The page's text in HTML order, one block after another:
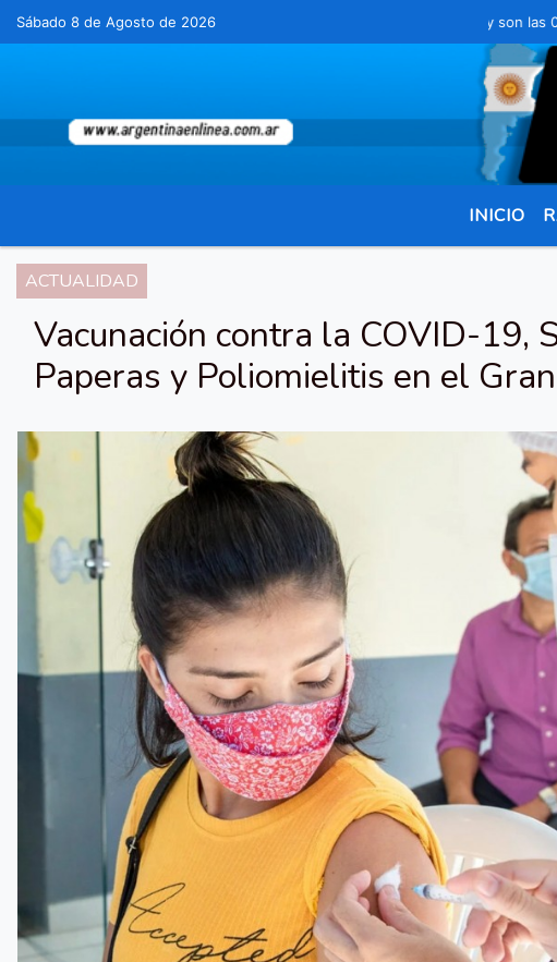
Sábado 8 de Agosto de 2026Hoy es Sábado 8 de Agosto de 2026 y son las 08:21 -
INICIO
ACTUALIDAD
Vacunación contra la COVID-19,
Paperas y Poliomielitis en el